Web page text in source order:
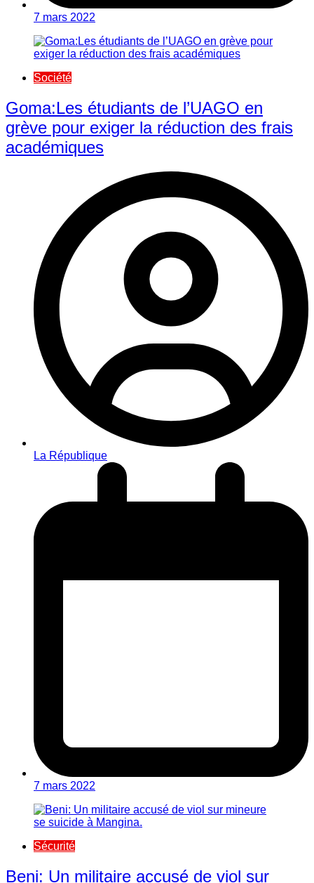
7 mars 2022
Société
Goma:Les étudiants de l’UAGO en
grève pour exiger la réduction des frais
académiques
La République
7 mars 2022
Sécurité
Beni: Un militaire accusé de viol sur